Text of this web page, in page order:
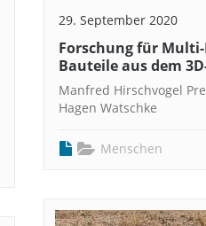
29. September 2020
Forschung für
Bauteile aus dem
Manfred Hirschvogel
Hagen Watschke
Menschen